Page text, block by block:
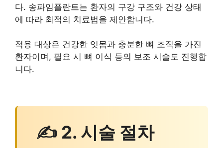
다. 송파임플란트는 환자의 구강 구조와 건강 상태
에 따라 최적의 치료법을 제안합니다.
적용 대상은 건강한 잇몸과 충분한 뼈 조직을 가진
환자이며, 필요 시 뼈 이식 등의 보조 시술도 진행합
니다.
✍ 2. 시술 절차